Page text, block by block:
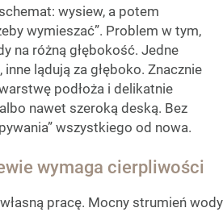
wysiew, a potem
wymieszać”. Problem w tym,
na różną głębokość. Jedne
lądują za głęboko. Znacznie
podłoża i delikatnie
nawet szeroką deską. Bez
wszystkiego od nowa.
wymaga cierpliwości
pracę. Mocny strumień wody